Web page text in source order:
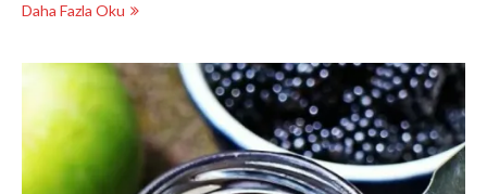
Daha Fazla Oku